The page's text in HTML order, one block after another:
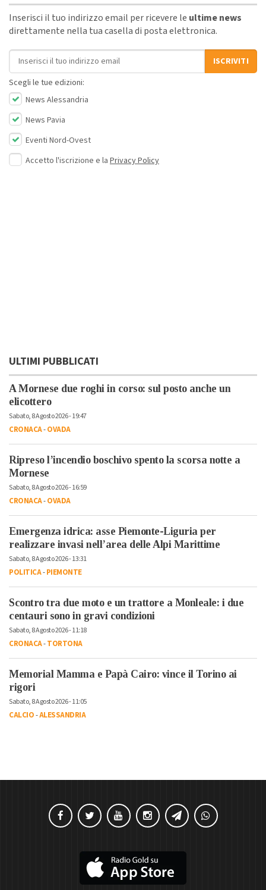
Inserisci il tuo indirizzo email per ricevere le ultime news
direttamente nella tua casella di posta elettronica.
Indirizzo email
ISCRIVITI
Scegli le tue edizioni:
News Alessandria
News Pavia
Eventi Nord-Ovest
Accetto l'iscrizione e la Privacy Policy
ULTIMI PUBBLICATI
A Mornese due roghi in corso: sul posto anche un
elicottero
Sabato, 8 Agosto 2026 - 19:47
CRONACA-OVADA
Ripreso l’incendio boschivo spento la scorsa notte a
Mornese
Sabato, 8 Agosto 2026 - 16:59
CRONACA-OVADA
Emergenza idrica: asse Piemonte-Liguria per
realizzare invasi nell’area delle Alpi Marittime
Sabato, 8 Agosto 2026 - 13:31
POLITICA-PIEMONTE
Scontro tra due moto e un trattore a Monleale: i due
centauri sono in gravi condizioni
Sabato, 8 Agosto 2026 - 11:18
CRONACA-TORTONA
Memorial Mamma e Papà Cairo: vince il Torino ai
rigori
Sabato, 8 Agosto 2026 - 11:05
CALCIO-ALESSANDRIA